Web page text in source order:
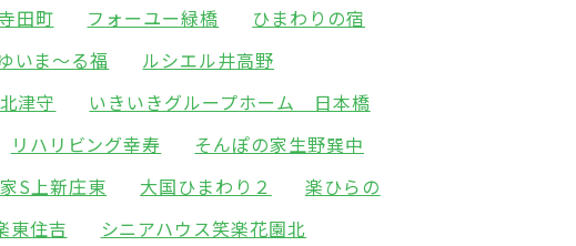
田町 フォーユー緑橋
ひまわりの宿
ゆいま～る福
ルシエル井高野
津守
いきいきグループホーム 日本橋
リハリビング幸寿
そんぽの家生野巽中
S上新庄東 大国ひまわり２
楽ひらの
東住吉 シニアハウス笑楽花園北